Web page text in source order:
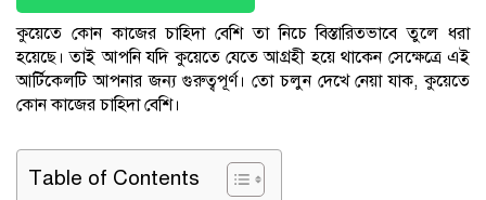
কুয়েতে কোন কাজের চাহিদা বেশি তা নিচে বিস্তারিতভাবে তুলে ধরা
হয়েছে। তাই আপনি যদি কুয়েতে যেতে আগ্রহী হয়ে থাকেন সেক্ষেত্রে এই
আর্টিকেলটি আপনার জন্য গুরুত্বপূর্ণ। তো চলুন দেখে নেয়া যাক, কুয়েতে
কোন কাজের চাহিদা বেশি।
Table of Contents